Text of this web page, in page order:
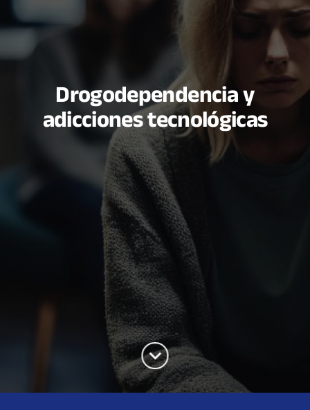
Drogodependencia y
adicciones tecnológicas